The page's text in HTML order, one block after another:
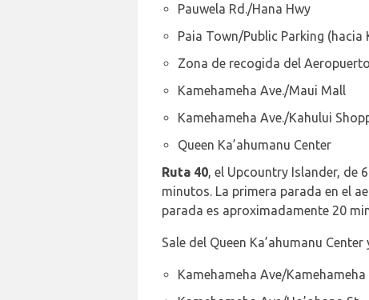
Pauwela Rd./Hana Hwy
Paia Town/Public Parking (hacia
Zona de recogida del
Kamehameha Ave./Maui Mall
Kamehameha Ave./Kahului
Queen Ka’ahumanu Center
Ruta 40, el Upcountry Islander, de
minutos. La primera parada en el
parada es aproximadamente 20
Sale del Queen Ka’ahumanu Center
Kamehameha Ave/